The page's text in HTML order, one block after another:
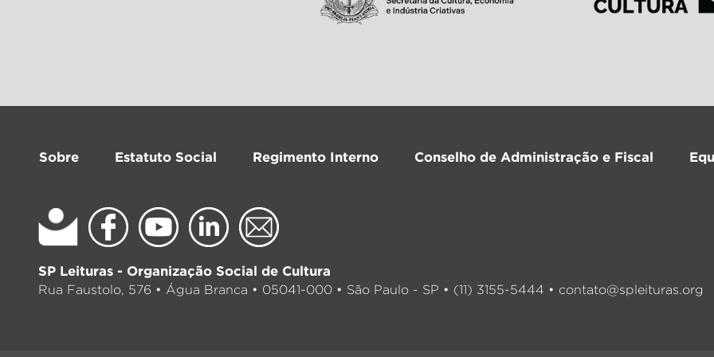
Sobre Estatuto Social Regimento Interno Conselho de Administração e Fiscal
SP Leituras - Organização Social de Cultura
Rua Faustolo, 576 • Água Branca • 05041-000 • São Paulo - SP • (11) 3155-5444 • contato@spleituras.org